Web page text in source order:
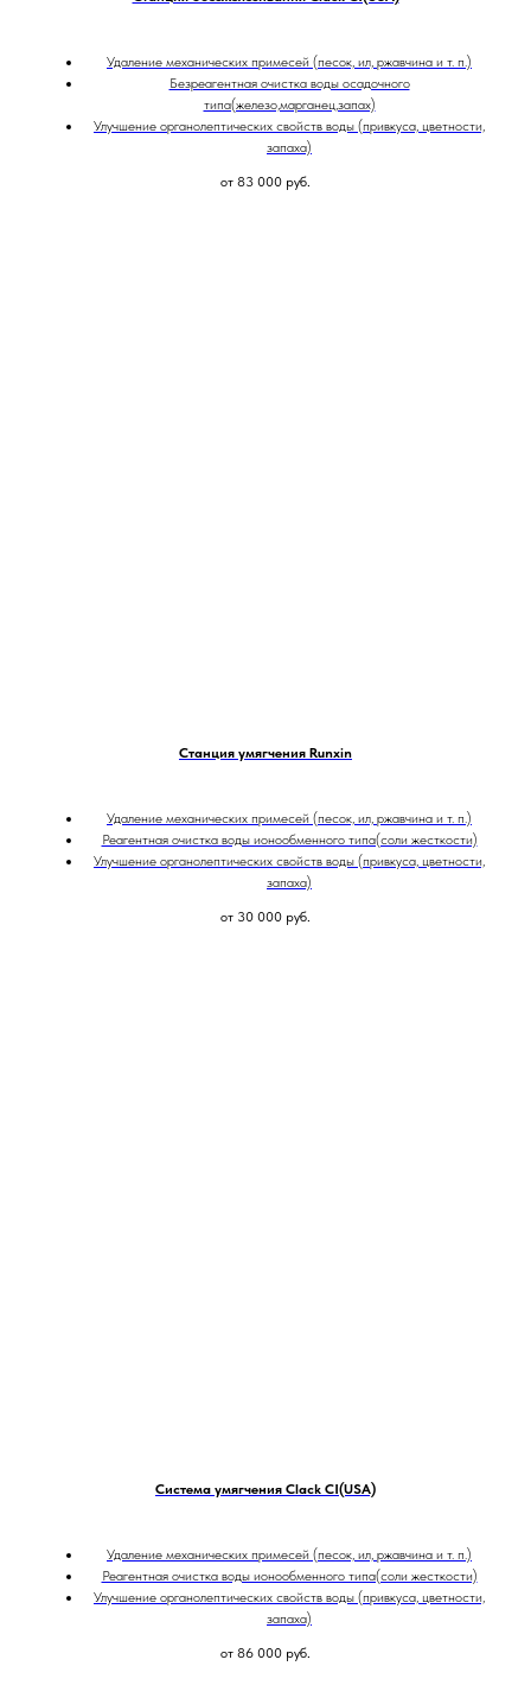
Удаление механических примесей (песок, ил, ржавчина и т. п.)
Безреагентная очистка воды осадочного
типа(железо,марганец,запах)
Улучшение органолептических свойств воды (привкуса, цветности,
запаха)
от 83 000 руб.
Станция умягчения Runxin
Удаление механических примесей (песок, ил, ржавчина и т. п.)
Реагентная очистка воды ионообменного типа(соли жесткости)
Улучшение органолептических свойств воды (привкуса, цветности,
запаха)
от 30 000 руб.
Система умягчения Clack CI(USA)
Удаление механических примесей (песок, ил, ржавчина и т. п.)
Реагентная очистка воды ионообменного типа(соли жесткости)
Улучшение органолептических свойств воды (привкуса, цветности,
запаха)
от 86 000 руб.